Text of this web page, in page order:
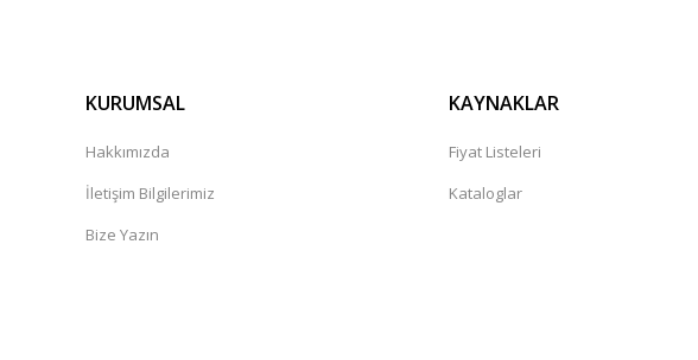
KURUMSAL
Hakkımızda
İletişim Bilgilerimiz
Bize Yazın
KAYNAKLAR
Fiyat Listeleri
Kataloglar